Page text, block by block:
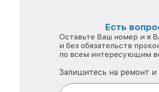
Есть
Оставьте Ваш номер и я
и без обязательств
по всем интересующим
Запишитесь на ремонт и